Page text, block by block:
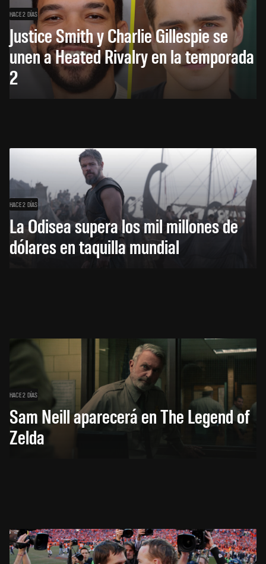
HACE 2 DÍAS
Justice Smith y Charlie Gillespie se
unen a Heated Rivalry en la temporada
2
HACE 2 DÍAS
La Odisea supera los mil millones de
dólares en taquilla mundial
HACE 2 DÍAS
Sam Neill aparecerá en The Legend of
Zelda